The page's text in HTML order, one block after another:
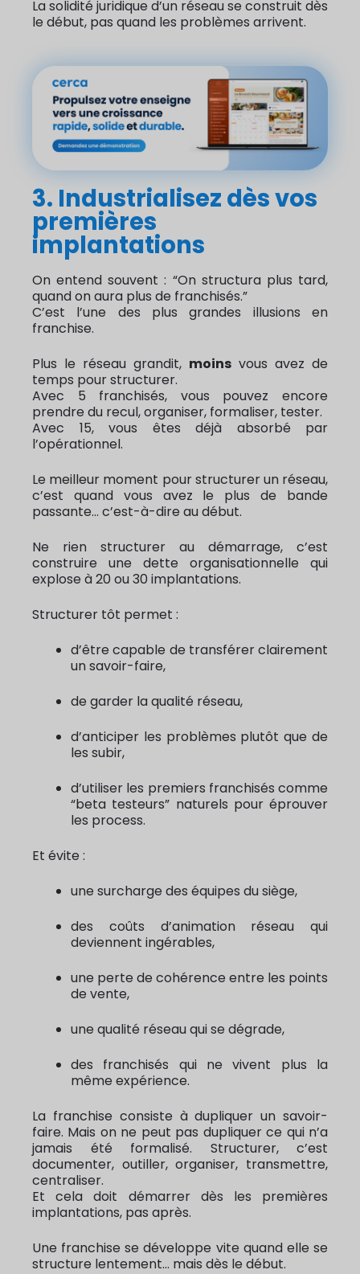
La solidité juridique d’un réseau se construit dès
le début, pas quand les problèmes arrivent.
3. Industrialisez dès vos
premières
implantations
On entend souvent : “On structura plus tard,
quand on aura plus de franchisés.”
C’est l’une des plus grandes illusions en
franchise.
Plus le réseau grandit, moins vous avez de
temps pour structurer.
Avec 5 franchisés, vous pouvez encore
prendre du recul, organiser, formaliser, tester.
Avec 15, vous êtes déjà absorbé par
l’opérationnel.
Le meilleur moment pour structurer un réseau,
c’est quand vous avez le plus de bande
passante… c’est-à-dire au début.
Ne rien structurer au démarrage, c’est
construire une dette organisationnelle qui
explose à 20 ou 30 implantations.
Structurer tôt permet :
d’être capable de transférer clairement
un savoir-faire,
de garder la qualité réseau,
d’anticiper les problèmes plutôt que de
les subir,
d’utiliser les premiers franchisés comme
“beta testeurs” naturels pour éprouver
les process.
Et évite :
une surcharge des équipes du siège,
des coûts d’animation réseau qui
deviennent ingérables,
une perte de cohérence entre les points
de vente,
une qualité réseau qui se dégrade,
des franchisés qui ne vivent plus la
même expérience.
La franchise consiste à dupliquer un savoir-
faire. Mais on ne peut pas dupliquer ce qui n’a
jamais été formalisé. Structurer, c’est
documenter, outiller, organiser, transmettre,
centraliser.
Et cela doit démarrer dès les premières
implantations, pas après.
Une franchise se développe vite quand elle se
structure lentement… mais dès le début.